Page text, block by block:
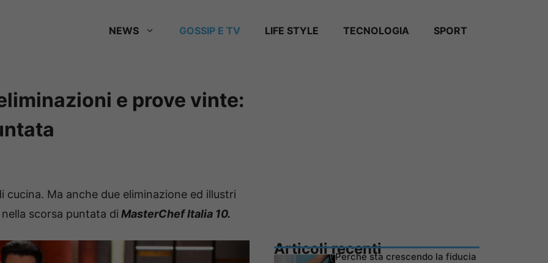
NEWS GOSSIP E TV LIFE STYLE TECNOLOGIA SPORT
e prove vinte:
Ma anche due eliminazione ed illustri
scorsa puntata di MasterChef Italia 10.
Articoli recentiPerché sta crescendo la fiducia